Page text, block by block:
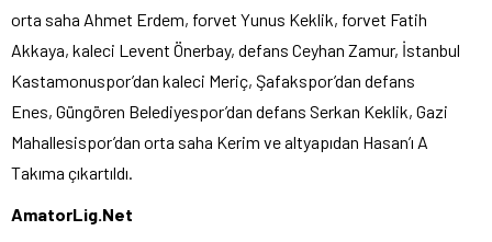
orta saha Ahmet Erdem, forvet Yunus Keklik, forvet Fatih
Akkaya, kaleci Levent Önerbay, defans Ceyhan Zamur, İstanbul
Kastamonuspor’dan kaleci Meriç, Şafakspor’dan defans
Enes, Güngören Belediyespor’dan defans Serkan Keklik, Gazi
Mahallesispor’dan orta saha Kerim ve altyapıdan Hasan’ı A
Takıma çıkartıldı.
AmatorLig.Net